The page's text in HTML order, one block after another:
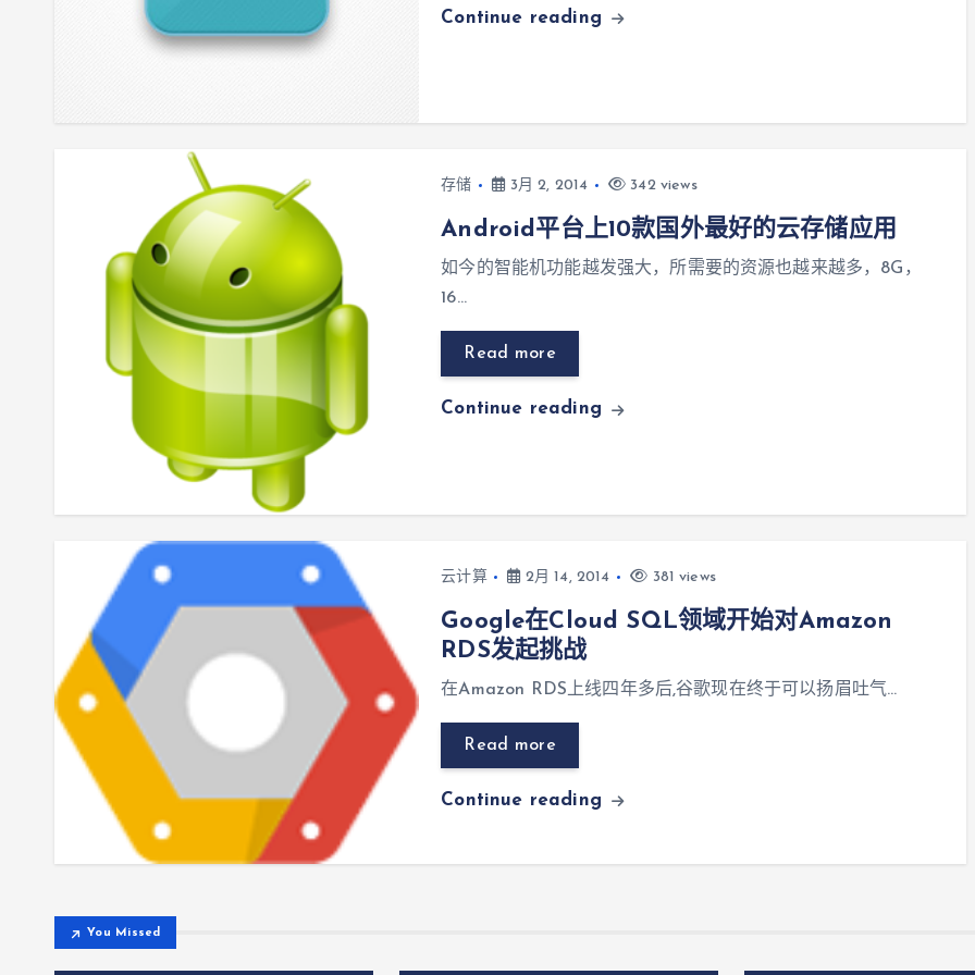
Continue reading
存储 3月 2, 2014 342 views
Android平台上10款国外最好的云存储应用
如今的智能机功能越发强大，所需要的资源也越来越多，8G，
16…
Read more
Continue reading
云计算 2月 14, 2014 381 views
Google在Cloud SQL领域开始对Amazon
RDS发起挑战
在Amazon RDS上线四年多后,谷歌现在终于可以扬眉吐气…
Read more
Continue reading
You Missed